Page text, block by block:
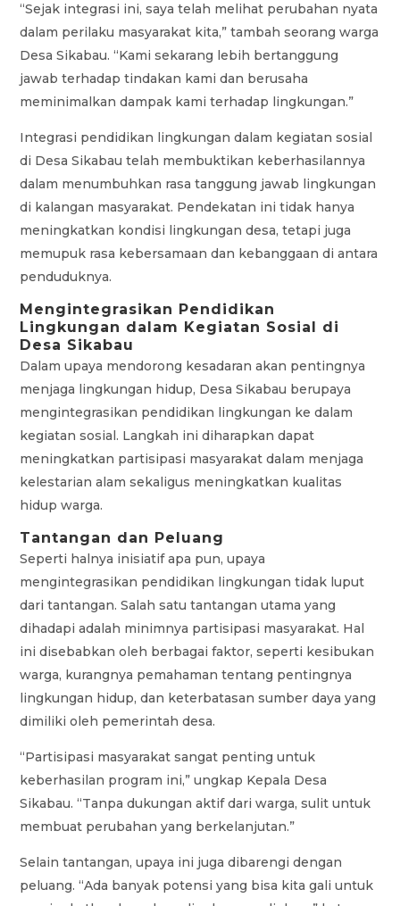
“Sejak integrasi ini, saya telah melihat perubahan nyata
dalam perilaku masyarakat kita,” tambah seorang warga
Desa Sikabau. “Kami sekarang lebih bertanggung
jawab terhadap tindakan kami dan berusaha
meminimalkan dampak kami terhadap lingkungan.”
Integrasi pendidikan lingkungan dalam kegiatan sosial
di Desa Sikabau telah membuktikan keberhasilannya
dalam menumbuhkan rasa tanggung jawab lingkungan
di kalangan masyarakat. Pendekatan ini tidak hanya
meningkatkan kondisi lingkungan desa, tetapi juga
memupuk rasa kebersamaan dan kebanggaan di antara
penduduknya.
Mengintegrasikan Pendidikan
Lingkungan dalam Kegiatan Sosial di
Desa Sikabau
Dalam upaya mendorong kesadaran akan pentingnya
menjaga lingkungan hidup, Desa Sikabau berupaya
mengintegrasikan pendidikan lingkungan ke dalam
kegiatan sosial. Langkah ini diharapkan dapat
meningkatkan partisipasi masyarakat dalam menjaga
kelestarian alam sekaligus meningkatkan kualitas
hidup warga.
Tantangan dan Peluang
Seperti halnya inisiatif apa pun, upaya
mengintegrasikan pendidikan lingkungan tidak luput
dari tantangan. Salah satu tantangan utama yang
dihadapi adalah minimnya partisipasi masyarakat. Hal
ini disebabkan oleh berbagai faktor, seperti kesibukan
warga, kurangnya pemahaman tentang pentingnya
lingkungan hidup, dan keterbatasan sumber daya yang
dimiliki oleh pemerintah desa.
“Partisipasi masyarakat sangat penting untuk
keberhasilan program ini,” ungkap Kepala Desa
Sikabau. “Tanpa dukungan aktif dari warga, sulit untuk
membuat perubahan yang berkelanjutan.”
Selain tantangan, upaya ini juga dibarengi dengan
peluang. “Ada banyak potensi yang bisa kita gali untuk